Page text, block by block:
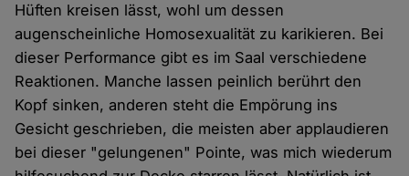
Hüften kreisen lässt, wohl um dessen
augenscheinliche Homosexualität zu karikieren. Bei
dieser Performance gibt es im Saal verschiedene
Reaktionen. Manche lassen peinlich berührt den
Kopf sinken, anderen steht die Empörung ins
Gesicht geschrieben, die meisten aber applaudieren
bei dieser "gelungenen" Pointe, was mich wiederum